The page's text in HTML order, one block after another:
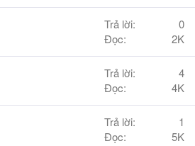
Trả lời
0
Đọc
2K
Trả lời
4
Đọc
4K
Trả lời
1
Đọc
5K